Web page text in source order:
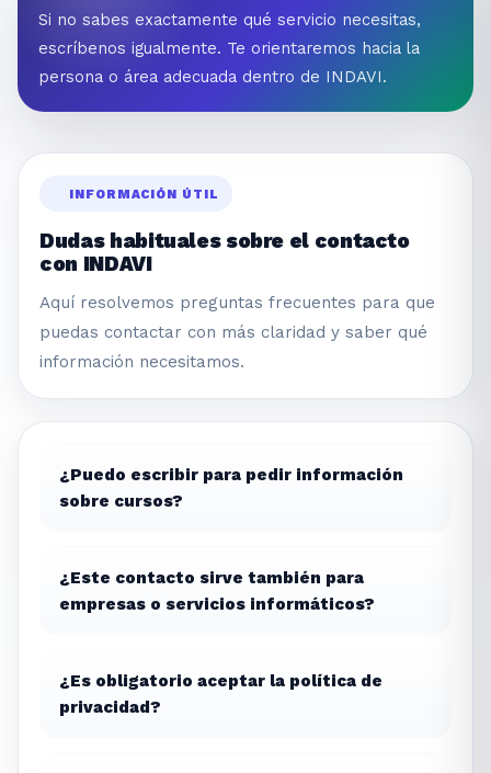
Si no sabes exactamente qué servicio necesitas,
escríbenos igualmente. Te orientaremos hacia la
persona o área adecuada dentro de INDAVI.
INFORMACIÓN ÚTIL
Dudas habituales sobre el contacto
con INDAVI
Aquí resolvemos preguntas frecuentes para que
puedas contactar con más claridad y saber qué
información necesitamos.
¿Puedo escribir para pedir información
sobre cursos?
¿Este contacto sirve también para
empresas o servicios informáticos?
¿Es obligatorio aceptar la política de
privacidad?